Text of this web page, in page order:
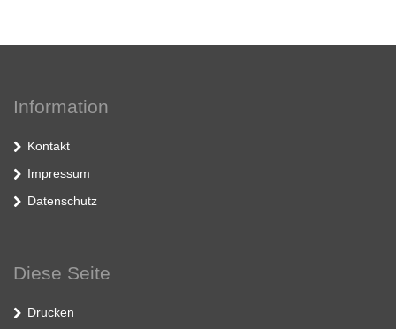
Information
Kontakt
Impressum
Datenschutz
Diese Seite
Drucken